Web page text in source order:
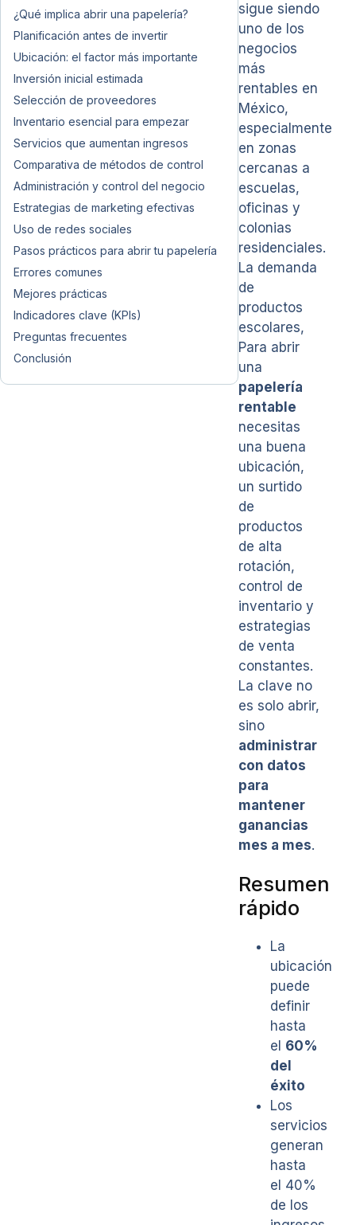
¿Qué implica abrir una papelería?
Planificación antes de invertir
Ubicación: el factor más importante
Inversión inicial estimada
Selección de proveedores
Inventario esencial para empezar
Servicios que aumentan ingresos
Comparativa de métodos de control
Administración y control del negocio
Estrategias de marketing efectivas
Uso de redes sociales
Pasos prácticos para abrir tu papelería
Errores comunes
Mejores prácticas
Indicadores clave (KPIs)
Preguntas frecuentes
Conclusión
sigue siendo
uno de los
negocios
más
rentables en
México,
especialmente
en zonas
cercanas a
escuelas,
oficinas y
colonias
residenciales.
La demanda
de
productos
escolares,
Para abrir
una
papelería
rentable
necesitas
una buena
ubicación,
un surtido
de
productos
de alta
rotación,
control de
inventario y
estrategias
de venta
constantes.
La clave no
es solo abrir,
sino
administrar
con datos
para
mantener
ganancias
mes a mes.
Resumen
rápido
La
ubicación
puede
definir
hasta
el 60%
del
éxito
Los
servicios
generan
hasta
el 40%
de los